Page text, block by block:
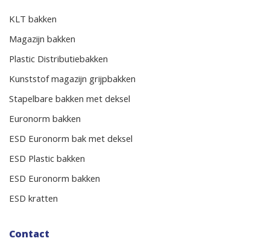
KLT bakken
Magazijn bakken
Plastic Distributiebakken
Kunststof magazijn grijpbakken
Stapelbare bakken met deksel
Euronorm bakken
ESD Euronorm bak met deksel
ESD Plastic bakken
ESD Euronorm bakken
ESD kratten
Contact